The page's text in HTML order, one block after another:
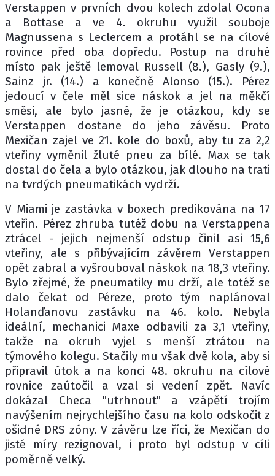
Verstappen v prvních dvou kolech zdolal Ocona
a Bottase a ve 4. okruhu využil souboje
Magnussena s Leclercem a protáhl se na cílové
rovince před oba dopředu. Postup na druhé
místo pak ještě lemoval Russell (8.), Gasly (9.),
Sainz jr. (14.) a konečně Alonso (15.). Pérez
jedoucí v čele měl sice náskok a jel na měkčí
směsi, ale bylo jasné, že je otázkou, kdy se
Verstappen dostane do jeho závěsu. Proto
Mexičan zajel ve 21. kole do boxů, aby tu za 2,2
vteřiny vyměnil žluté pneu za bílé. Max se tak
dostal do čela a bylo otázkou, jak dlouho na trati
na tvrdých pneumatikách vydrží.
V Miami je zastávka v boxech predikována na 17
vteřin. Pérez zhruba tutéž dobu na Verstappena
ztrácel - jejich nejmenší odstup činil asi 15,6
vteřiny, ale s přibývajícím závěrem Verstappen
opět zabral a vyšrouboval náskok na 18,3 vteřiny.
Bylo zřejmé, že pneumatiky mu drží, ale totéž se
dalo čekat od Péreze, proto tým naplánoval
Holanďanovu zastávku na 46. kolo. Nebyla
ideální, mechanici Maxe odbavili za 3,1 vteřiny,
takže na okruh vyjel s menší ztrátou na
týmového kolegu. Stačily mu však dvě kola, aby si
připravil útok a na konci 48. okruhu na cílové
rovnice zaútočil a vzal si vedení zpět. Navíc
dokázal Checa "utrhnout" a vzápětí trojím
navýšením nejrychlejšího času na kolo odskočit z
ošidné DRS zóny. V závěru lze říci, že Mexičan do
jisté míry rezignoval, i proto byl odstup v cíli
poměrně velký.